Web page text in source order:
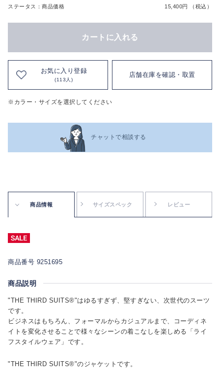
ステータス：商品価格 15,400円 （税込）
カートに入れる
お気に入り登録
(113人)
店舗在庫を確認・取置
※カラー・サイズを選択してください
チャットで相談する
商品情報 サイズスペック レビュー
商品番号 9251695
商品説明
"THE THIRD SUITS®"はゆるすぎず、堅すぎない、次世代のスーツ
です。
ビジネスはもちろん、フォーマルからカジュアルまで、コーディネ
イトを変化させることで様々なシーンの着こなしを楽しめる「ライ
フスタイルウェア」です。
"THE THIRD SUITS®"のジャケットです。